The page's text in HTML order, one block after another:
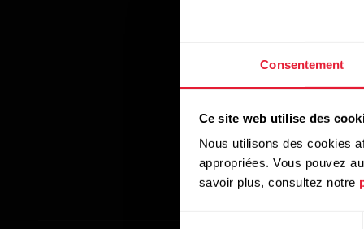
Consentement
Ce site web utilise des
Nous utilisons des cookies
appropriées. Vous pouvez
savoir plus, consultez notre